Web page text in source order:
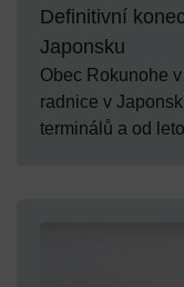
Definitivní
Japonsku
Obec Rokunohe
radnice v
terminálů a od